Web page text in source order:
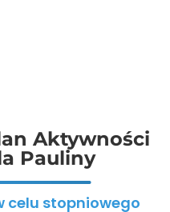
Aktywności
Pauliny
celu stopniowego